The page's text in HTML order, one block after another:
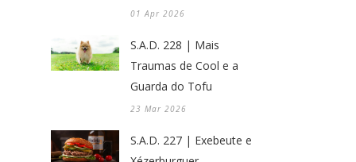
01 Apr 2026
S.A.D. 228 | Mais
Traumas de Cool e a
Guarda do Tofu
23 Mar 2026
S.A.D. 227 | Exebeute e